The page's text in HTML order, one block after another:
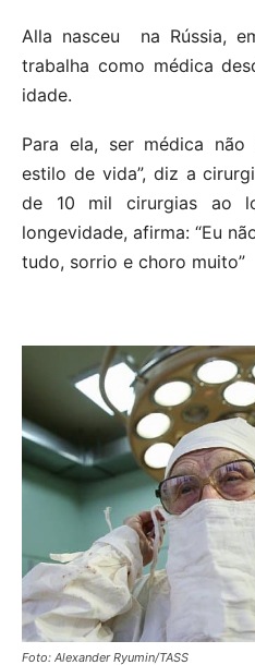
Alla nasceu na Rússia,
trabalha como médica
idade.
Para ela, ser médica
estilo de vida”, diz a
de 10 mil cirurgias ao
longevidade, afirma: “Eu
tudo, sorrio e choro muito”
Foto: Alexander Ryumin/TASS